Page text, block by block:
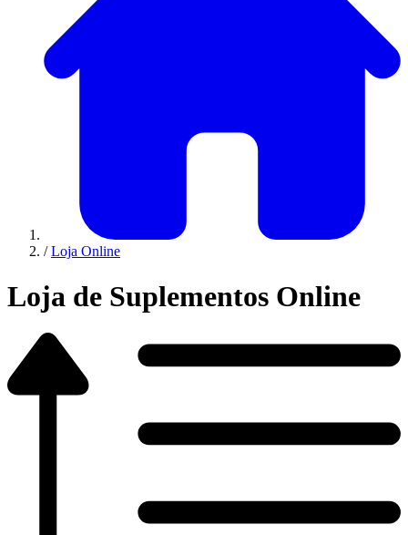
/ Loja Online
Loja de Suplementos Online